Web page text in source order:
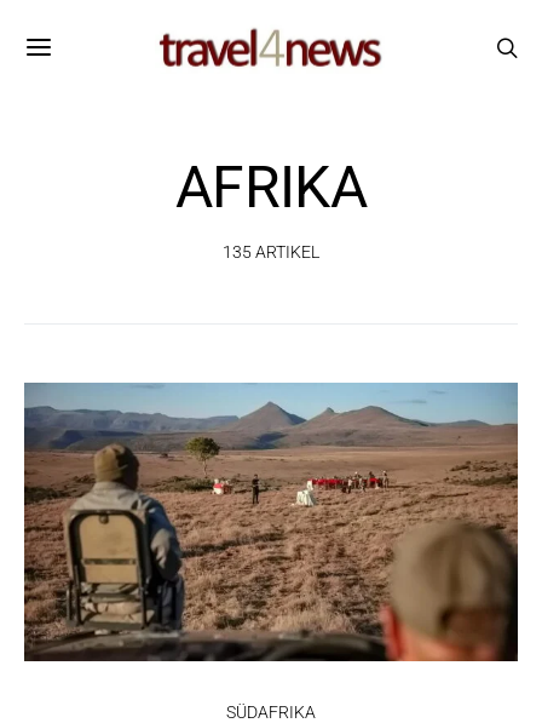
AFRIKA
135 ARTIKEL
SÜDAFRIKA